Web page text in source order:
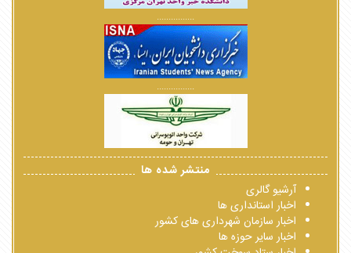
................
................
منتشر شده ها
آرشیو گالری
اخبار استانداری ها
اخبار سازمان شهرداری های کشور
اخبار سایر حوزه ها